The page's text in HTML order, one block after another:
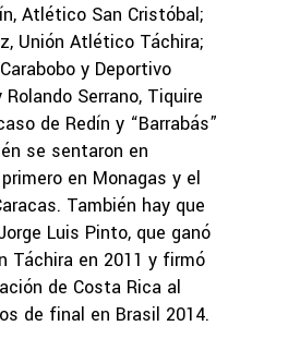
Atlético San Cristóbal;
Unión Atlético Táchira;
y Deportivo
Serrano, Tiquire
de Redín y “Barrabás”
se sentaron en
en Monagas y el
También hay que
Luis Pinto, que ganó
Táchira en 2011 y firmó
de Costa Rica al
de final en Brasil 2014.